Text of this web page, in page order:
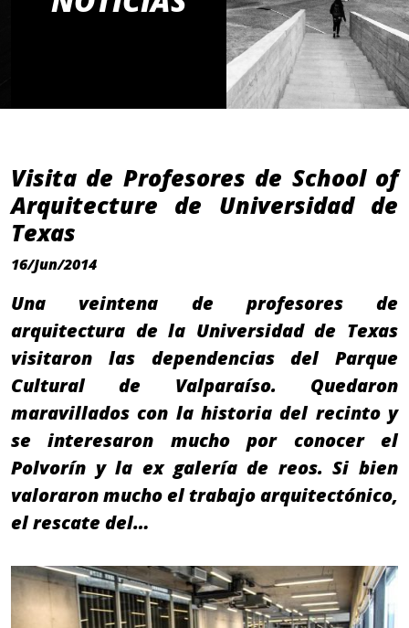
Visita de Profesores de School of
Arquitecture de Universidad de
Texas
16/Jun/2014
Una veintena de profesores de
arquitectura de la Universidad de Texas
visitaron las dependencias del Parque
Cultural de Valparaíso. Quedaron
maravillados con la historia del recinto y
se interesaron mucho por conocer el
Polvorín y la ex galería de reos. Si bien
valoraron mucho el trabajo arquitectónico,
el rescate del…